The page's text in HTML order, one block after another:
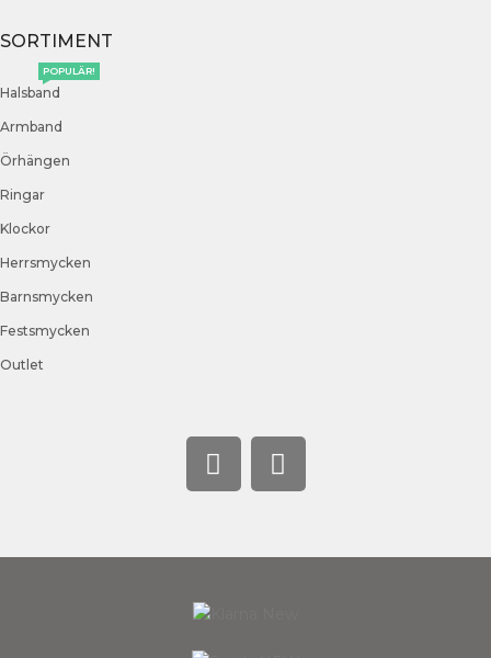
SORTIMENT
Halsband
POPULÄR!
Armband
Örhängen
Ringar
Klockor
Herrsmycken
Barnsmycken
Festsmycken
Outlet